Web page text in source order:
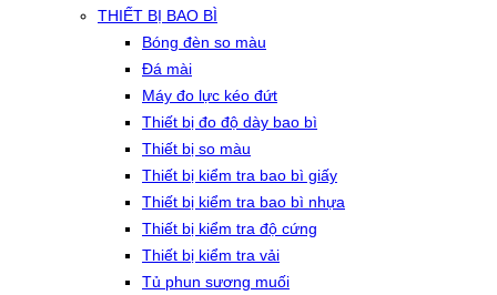
THIẾT BỊ BAO BÌ
Bóng đèn so màu
Đá mài
Máy đo lực kéo đứt
Thiết bị đo độ dày bao bì
Thiết bị so màu
Thiết bị kiểm tra bao bì giấy
Thiết bị kiểm tra bao bì nhựa
Thiết bị kiểm tra độ cứng
Thiết bị kiểm tra vải
Tủ phun sương muối